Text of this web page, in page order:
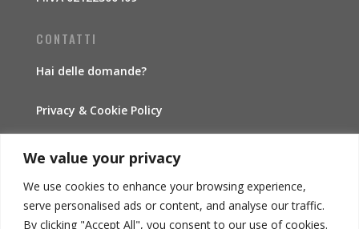
We value your privacy
We use cookies to enhance your browsing experience,
serve personalised ads or content, and analyse our traffic.
By clicking "Accept All", you consent to our use of cookies.
CONTATTI
Hai delle domande?
Privacy & Cookie Policy
Traccia la spedizione
INFORMAZIONI